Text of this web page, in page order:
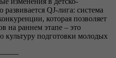
QJ-лига: система
которая позволяет
на раннем этапе – это
подготовки молодых